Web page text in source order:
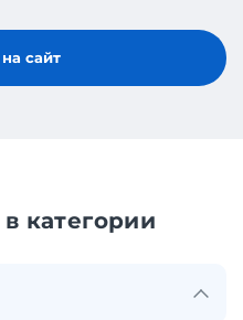
сайт
категории